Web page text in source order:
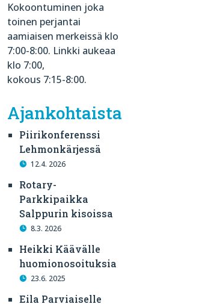
Kokoontuminen joka
toinen perjantai
aamiaisen merkeissä klo
7:00-8:00. Linkki aukeaa
klo 7:00,
kokous 7:15-8:00.
Ajankohtaista
Piirikonferenssi
Lehmonkärjessä
12.4. 2026
Rotary-
Parkkipaikka
Salppurin kisoissa
8.3. 2026
Heikki Käävälle
huomionosoituksia
23.6. 2025
Eila Parviaiselle